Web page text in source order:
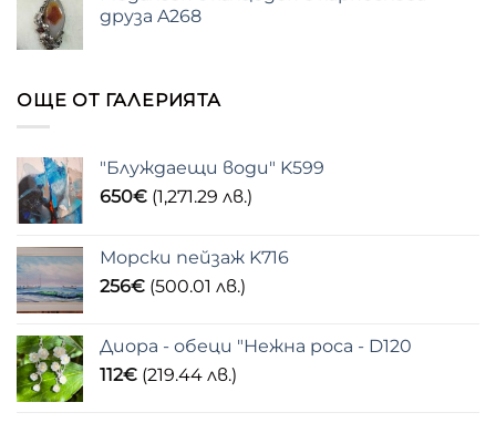
друза A268
ОЩЕ ОТ ГАЛЕРИЯТА
"Блуждаещи води" K599
650€ (1,271.29 лв.)
Морски пейзаж K716
256€ (500.01 лв.)
Диора - обеци "Нежна роса - D120
112€ (219.44 лв.)